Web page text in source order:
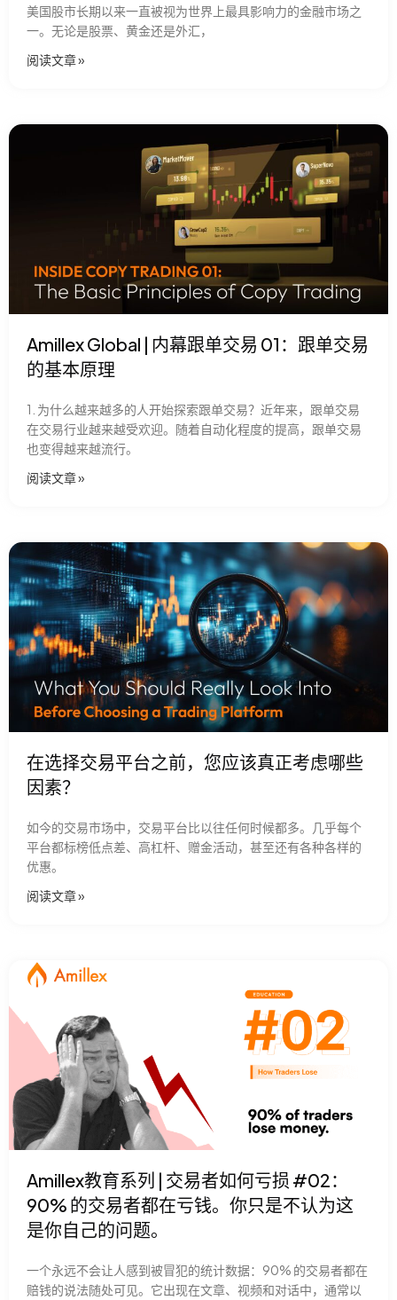
美国股市长期以来一直被视为世界上最具影响力的金融市场之
一。无论是股票、黄金还是外汇，
阅读文章​ »
Amillex Global | 内幕跟单交易 01：跟单交易
的基本原理
1. 为什么越来越多的人开始探索跟单交易？近年来，跟单交易
在交易行业越来越受欢迎。随着自动化程度的提高，跟单交易
也变得越来越流行。
阅读文章​ »
在选择交易平台之前，您应该真正考虑哪些
因素？
如今的交易市场中，交易平台比以往任何时候都多。几乎每个
平台都标榜低点差、高杠杆、赠金活动，甚至还有各种各样的
优惠。
阅读文章​ »
Amillex教育系列 | 交易者如何亏损 #02：
90% 的交易者都在亏钱。你只是不认为这
是你自己的问题。
一个永远不会让人感到被冒犯的统计数据：90% 的交易者都在
赔钱的说法随处可见。它出现在文章、视频和对话中，通常以